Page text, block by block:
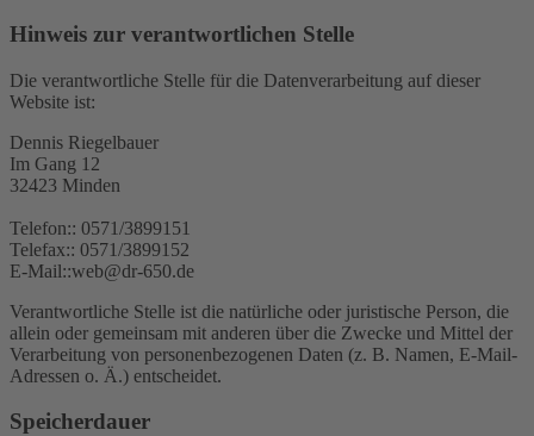
Hinweis zur verantwortlichen Stelle
Die verantwortliche Stelle für die Datenverarbeitung auf dieser
Website ist:
Dennis Riegelbauer
Im Gang 12
32423 Minden
Telefon:: 0571/3899151
Telefax:: 0571/3899152
E-Mail::web@dr-650.de
Verantwortliche Stelle ist die natürliche oder juristische Person, die
allein oder gemeinsam mit anderen über die Zwecke und Mittel der
Verarbeitung von personenbezogenen Daten (z. B. Namen, E-Mail-
Adressen o. Ä.) entscheidet.
Speicherdauer